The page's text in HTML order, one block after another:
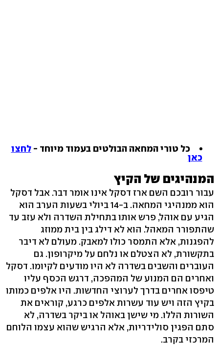
כל טורי המחאה הבולטים בעמוד מיוחד -לחצו
כאן
המנהיגים של הקיץ
עבור רובכם השם ארז דסקל אינו אומר דבר. אבל דסקל
הוא ממנהיגי המחאה. ב-14 ביולי בשעות הערב הוא
הגיע עם אוהל, פרש אותו בתחילת השדרה ולא עזב עד
שהתפורר המאהל. הוא לא דילג בין בית ממוזג
להפגנות, אלא התמסר כולו למאבק. מעולם לא דיבר
בתקשורת, לא הצטלם או נלחם על מיקרופון. גם
העוברים והשבים בשדרה לא היו מודעים לקיומו. דסקל
ואחרים הם המנוע של המהפכה, דרגש הכסף עליו
טיפסו אחרים בדרך לערוצי החדשות. היו אלפים כמותו
בקיץ הזה ויש עוד עשרות אלפים כרגע, קוראים את
השורות הללו. מי שישן באוהל או ביקר בשדרה, לא
סתם הפגין סולידריות, אלא הרגיש שהוא עצמו הלוחם
המרכזי בקרב.